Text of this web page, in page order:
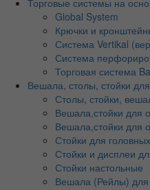
Торговые системы на
Global System
Крючки и
Система Vertikal
Система
Торговая система
Вешала, столы, стойки
Столы, стойки,
Вешала,стойки для
Вешала,стойки для
Стойки для
Стойки и дисплеи
Стойки настольные
Вешала (Рейлы) для